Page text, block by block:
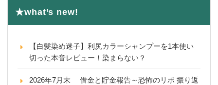
★what’s new!
【白髪染め迷子】利尻カラーシャンプーを1本使い
切った本音レビュー！染まらない？
2026年7月末 借金と貯金報告～恐怖のリボ 振り返